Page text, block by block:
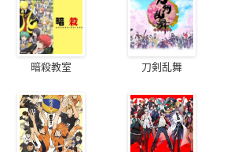
暗殺教室 刀剣乱舞